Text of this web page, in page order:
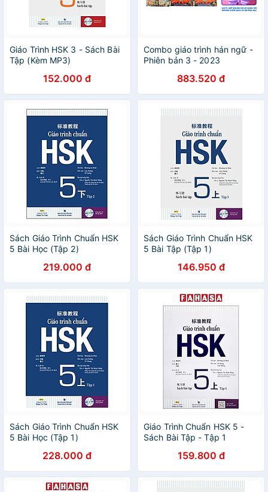
Giáo Trình HSK 3 - Sách Bài
Tập (Kèm MP3)
152.000 đ
Combo giáo trình hán ngữ -
Phiên bản 3 - 2023
883.520 đ
Sách Giáo Trình Chuẩn HSK
5 Bài Học (Tập 2)
219.000 đ
Sách Giáo Trình Chuẩn HSK
5 Bài Tập (Tập 1)
146.950 đ
Sách Giáo Trình Chuẩn HSK
5 Bài Học (Tập 1)
228.000 đ
Giáo Trình Chuẩn HSK 5 -
Sách Bài Tập - Tập 1
159.800 đ